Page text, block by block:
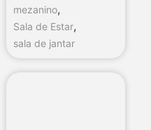
mezanino,
Sala de Estar,
sala de jantar